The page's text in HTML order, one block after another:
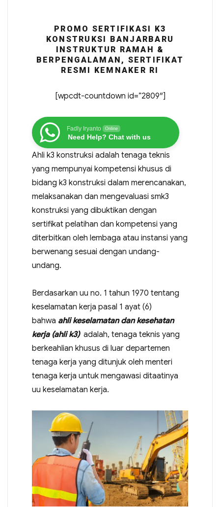
PROMO SERTIFIKASI K3
KONSTRUKSI BANJARBARU
INSTRUKTUR RAMAH &
BERPENGALAMAN, SERTIFIKAT
RESMI KEMNAKER RI
[wpcdt-countdown id=”2809″]
Fadly Iryanto Online
Need Help? Chat with us
Ahli k3 konstruksi adalah tenaga teknis
yang mempunyai kompetensi khusus di
bidang k3 konstruksi dalam merencanakan,
melaksanakan dan mengevaluasi smk3
konstruksi yang dibuktikan dengan
sertifikat pelatihan dan kompetensi yang
diterbitkan oleh lembaga atau instansi yang
berwenang sesuai dengan undang-
undang.
Berdasarkan uu no. 1 tahun 1970 tentang
keselamatan kerja pasal 1 ayat (6)
bahwa ahli keselamatan dan kesehatan
kerja (ahli k3)adalah, tenaga teknis yang
berkeahlian khusus di luar departemen
tenaga kerja yang ditunjuk oleh menteri
tenaga kerja untuk mengawasi ditaatinya
uu keselamatan kerja.